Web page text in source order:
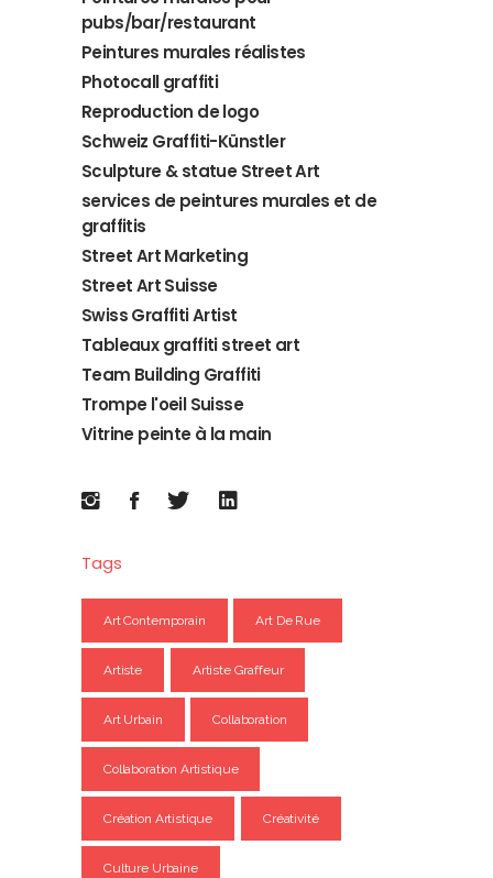
pubs/bar/restaurant
Peintures murales réalistes
Photocall graffiti
Reproduction de logo
Schweiz Graffiti-Künstler
Sculpture & statue Street Art
services de peintures murales et de
graffitis
Street Art Marketing
Street Art Suisse
Swiss Graffiti Artist
Tableaux graffiti street art
Team Building Graffiti
Trompe l'oeil Suisse
Vitrine peinte à la main
Tags
Art Contemporain Art De Rue
Artiste Artiste Graffeur
Art Urbain Collaboration
Collaboration Artistique
Création Artistique Créativité
Culture Urbaine